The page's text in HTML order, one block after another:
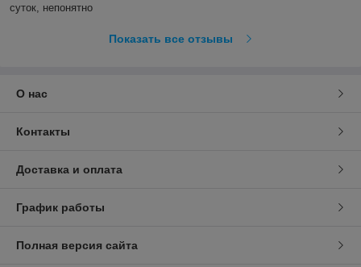
суток, непонятно
Показать все отзывы
О нас
Контакты
Доставка и оплата
График работы
Полная версия сайта